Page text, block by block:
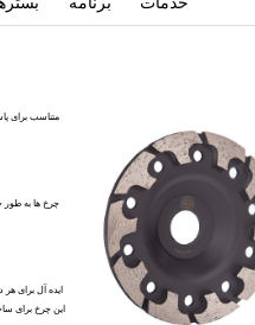
این چرخ برای